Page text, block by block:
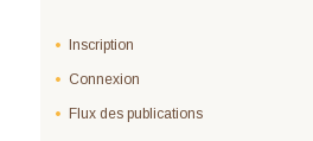
Inscription
Connexion
Flux des publications